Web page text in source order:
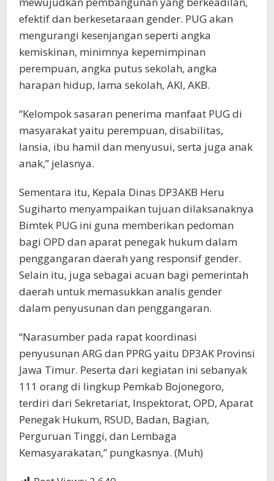
efektif dan berkesetaraan gender. PUG akan
mengurangi kesenjangan seperti angka
kemiskinan, minimnya kepemimpinan
perempuan, angka putus sekolah, angka
harapan hidup, lama sekolah, AKI, AKB.
“Kelompok sasaran penerima manfaat PUG di
masyarakat yaitu perempuan, disabilitas,
lansia, ibu hamil dan menyusui, serta juga anak
anak,” jelasnya.
Sementara itu, Kepala Dinas DP3AKB Heru
Sugiharto menyampaikan tujuan dilaksanaknya
Bimtek PUG ini guna memberikan pedoman
bagi OPD dan aparat penegak hukum dalam
penggangaran daerah yang responsif gender.
Selain itu, juga sebagai acuan bagi pemerintah
daerah untuk memasukkan analis gender
dalam penyusunan dan penggangaran.
“Narasumber pada rapat koordinasi
penyusunan ARG dan PPRG yaitu DP3AK Provinsi
Jawa Timur. Peserta dari kegiatan ini sebanyak
111 orang di lingkup Pemkab Bojonegoro,
terdiri dari Sekretariat, Inspektorat, OPD, Aparat
Penegak Hukum, RSUD, Badan, Bagian,
Perguruan Tinggi, dan Lembaga
Kemasyarakatan,” pungkasnya. (Muh)